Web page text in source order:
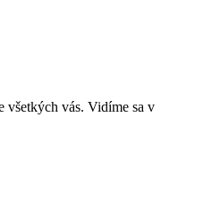
vás. Vidíme sa v